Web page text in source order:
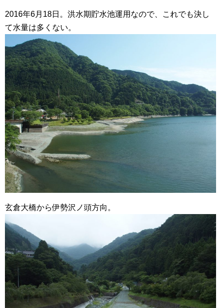
2016年6月18日。洪水期貯水池運用なので、これでも決し
て水量は多くない。
玄倉大橋から伊勢沢ノ頭方向。